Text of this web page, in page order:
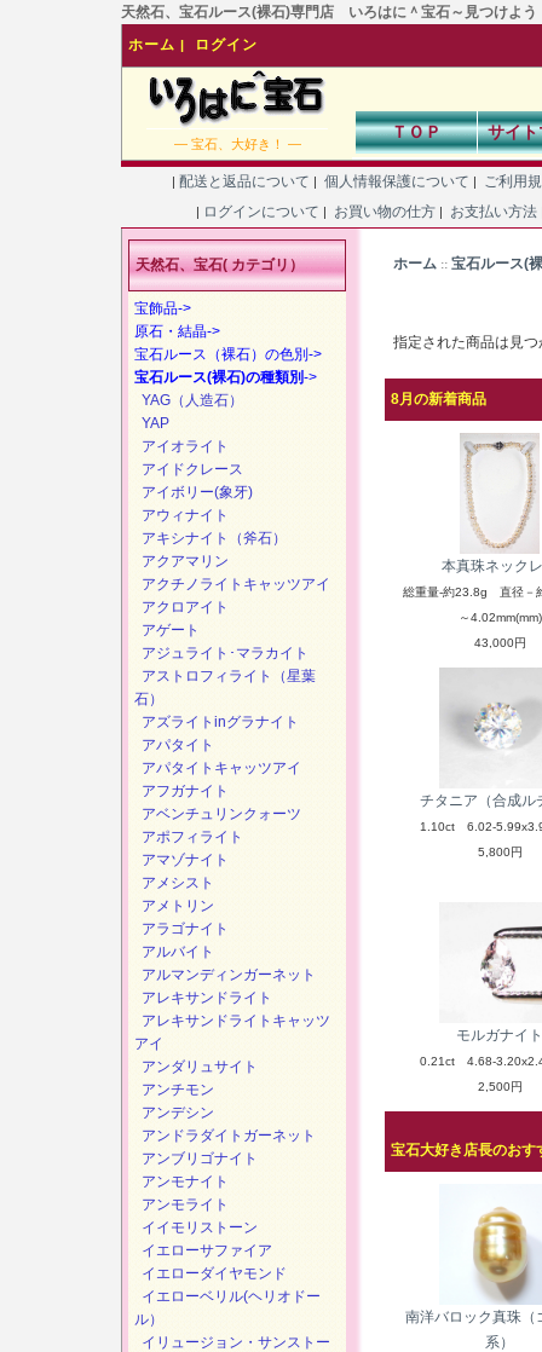
天然石、宝石ルース(裸石)専門店 いろはに＾宝石～見つけよ
ホーム | ログイン
― 宝石、大好き！ ―
ＴＯＰ サイ
| 配送と返品について | 個人情報保護について | ご利用
| ログインについて | お買い物の仕方 | お支払い方法
ホーム :: 宝石ルース(
指定された商品は見
8月の新着商品
本真珠ネック
総重量-約23.8g 直径－
～4.02mm(mm)
43,000円
チタニア（合成ル
1.10ct 6.02-
5,800円
モルガナイト
0.21ct 4.68-
2,500円
宝石大好き店長のおす
南洋バロック真珠（
系）
天然石、宝石( カテゴリ）
宝飾品->
原石・結晶->
宝石ルース（裸石）の色別->
宝石ルース(裸石)の種類別->
YAG（人造石）
YAP
アイオライト
アイドクレース
アイボリー(象牙)
アウィナイト
アキシナイト（斧石）
アクアマリン
アクチノライトキャッツアイ
アクロアイト
アゲート
アジュライト･マラカイト
アストロフィライト（星葉
石）
アズライトinグラナイト
アパタイト
アパタイトキャッツアイ
アフガナイト
アベンチュリンクォーツ
アポフィライト
アマゾナイト
アメシスト
アメトリン
アラゴナイト
アルバイト
アルマンディンガーネット
アレキサンドライト
アレキサンドライトキャッツ
アイ
アンダリュサイト
アンチモン
アンデシン
アンドラダイトガーネット
アンブリゴナイト
アンモナイト
アンモライト
イイモリストーン
イエローサファイア
イエローダイヤモンド
イエローベリル(ヘリオドー
ル）
イリュージョン・サンストー